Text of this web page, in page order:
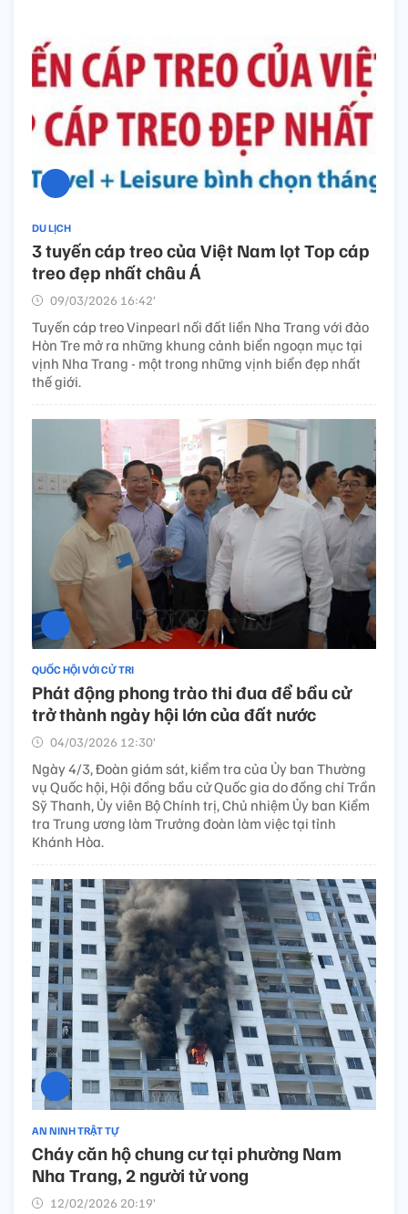
DU LỊCH
3 tuyến cáp treo của Việt Nam lọt Top cáp
treo đẹp nhất châu Á
09/03/2026 16:42’
Tuyến cáp treo Vinpearl nối đất liền Nha Trang với đảo
Hòn Tre mở ra những khung cảnh biển ngoạn mục tại
vịnh Nha Trang - một trong những vịnh biển đẹp nhất
thế giới.
QUỐC HỘI VỚI CỬ TRI
Phát động phong trào thi đua để bầu cử
trở thành ngày hội lớn của đất nước
04/03/2026 12:30’
Ngày 4/3, Đoàn giám sát, kiểm tra của Ủy ban Thường
vụ Quốc hội, Hội đồng bầu cử Quốc gia do đồng chí Trần
Sỹ Thanh, Ủy viên Bộ Chính trị, Chủ nhiệm Ủy ban Kiểm
tra Trung ương làm Trưởng đoàn làm việc tại tỉnh
Khánh Hòa.
AN NINH TRẬT TỰ
Cháy căn hộ chung cư tại phường Nam
Nha Trang, 2 người tử vong
12/02/2026 20:19’